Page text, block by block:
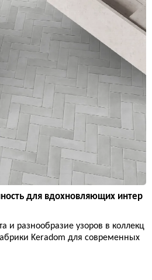
для вдохновляющих интер
и разнообразие узоров в коллекц
Keradom для современных